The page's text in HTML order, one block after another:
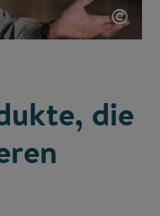
©
die